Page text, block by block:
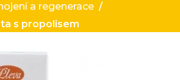
a regenerace /
s propolisem